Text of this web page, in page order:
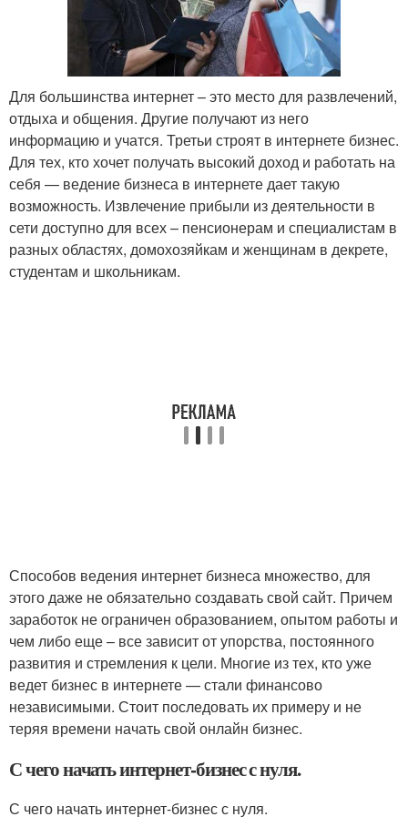
Для большинства интернет – это место для развлечений,
отдыха и общения. Другие получают из него
информацию и учатся. Третьи строят в интернете бизнес.
Для тех, кто хочет получать высокий доход и работать на
себя — ведение бизнеса в интернете дает такую
возможность. Извлечение прибыли из деятельности в
сети доступно для всех – пенсионерам и специалистам в
разных областях, домохозяйкам и женщинам в декрете,
студентам и школьникам.
Способов ведения интернет бизнеса множество, для
этого даже не обязательно создавать свой сайт. Причем
заработок не ограничен образованием, опытом работы и
чем либо еще – все зависит от упорства, постоянного
развития и стремления к цели. Многие из тех, кто уже
ведет бизнес в интернете — стали финансово
независимыми. Стоит последовать их примеру и не
теряя времени начать свой онлайн бизнес.
С чего начать интернет-бизнес с нуля.
С чего начать интернет-бизнес с нуля.